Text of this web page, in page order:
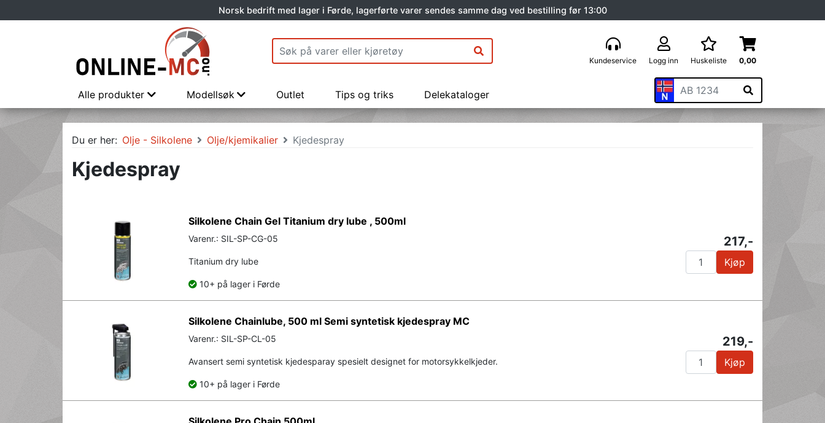
Norsk bedrift med lager i Førde, lagerførte varer sendes samme dag ved bestilling før 13:00
Kundeservice Logg inn Huskeliste 0,00
Alle produkter Modellsøk Outlet Tips og triks Delekataloger
Du er her: Olje - Silkolene Olje/kjemikalier Kjedespray
Kjedespray
Silkolene Chain Gel Titanium dry lube , 500ml
Varenr.: SIL-SP-CG-05
Titanium dry lube
10+ på lager i Førde
217,-
Kjøp
Silkolene Chainlube, 500 ml Semi syntetisk kjedespray MC
Varenr.: SIL-SP-CL-05
Avansert semi syntetisk kjedesparay spesielt designet for motorsykkelkjeder.
10+ på lager i Førde
219,-
Kjøp